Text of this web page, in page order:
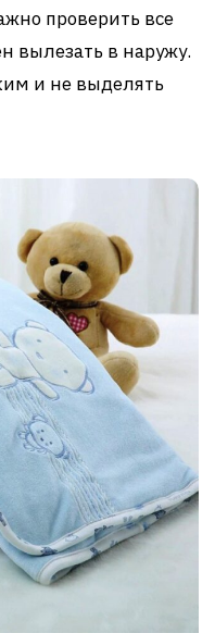
проверить все
вылезать в наружу.
и не выделять